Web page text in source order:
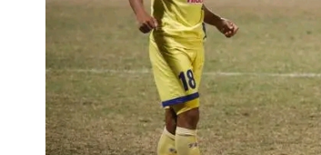
राशीफल
साप्ताहिक
मासिक
बार्षिक
दैनिक
समाचार